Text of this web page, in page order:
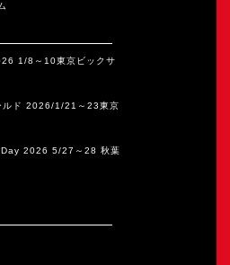
1/8～10東京ビックサ
ルド 2026/1/21～23東京
2026 5/27～28 秋葉